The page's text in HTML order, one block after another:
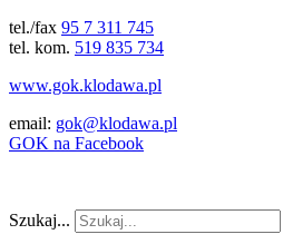
tel./fax 95 7 311 745
tel. kom. 519 835 734
www.gok.klodawa.pl
email: gok@klodawa.pl
GOK na Facebook
Szukaj...